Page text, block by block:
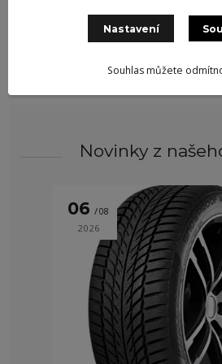
odeslat na naši adresu k posouzení
Novinky z
06 08
2026
Nastavení
Souhlas můžete